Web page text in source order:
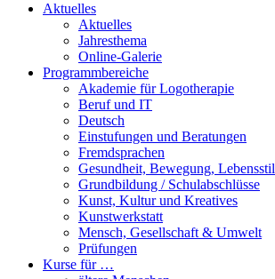
Aktuelles
Aktuelles
Jahresthema
Online-Galerie
Programmbereiche
Akademie für Logotherapie
Beruf und IT
Deutsch
Einstufungen und Beratungen
Fremdsprachen
Gesundheit, Bewegung, Lebensstil
Grundbildung / Schulabschlüsse
Kunst, Kultur und Kreatives
Kunstwerkstatt
Mensch, Gesellschaft & Umwelt
Prüfungen
Kurse für …